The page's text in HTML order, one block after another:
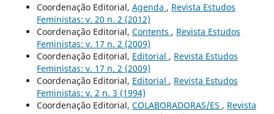
Coordenação Editorial, Agenda , Revista Estudos
Feministas: v. 20 n. 2 (2012)
Coordenação Editorial, Contents , Revista Estudos
Feministas: v. 17 n. 2 (2009)
Coordenação Editorial, Editorial , Revista Estudos
Feministas: v. 17 n. 2 (2009)
Coordenação Editorial, Editorial , Revista Estudos
Feministas: v. 2 n. 3 (1994)
Coordenação Editorial, COLABORADORAS/ES , Revista